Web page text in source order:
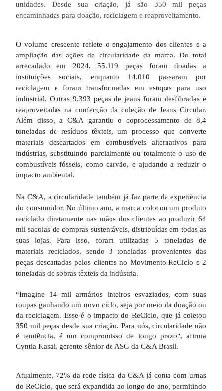
unidades. Desde sua criação, já são 350 mil peças
encaminhadas para doação, reciclagem e reaproveitamento.
O volume crescente reflete o engajamento dos clientes e a
ampliação das ações de circularidade da marca. Do total
arrecadado em 2024, 55.119 peças foram doadas a
instituições sociais, enquanto 14.010 passaram por
reciclagem e foram transformadas em estopas para uso
industrial. Outras 9.393 peças de jeans foram desfibradas e
reaproveitadas na confecção da coleção de Jeans Circular.
Além disso, a C&A garantiu o coprocessamento de 8,4
toneladas de resíduos têxteis, um processo que converte
materiais descartados em combustíveis alternativos para
indústrias, substituindo parcialmente ou totalmente o uso de
combustíveis fósseis, como carvão, e ajudando a reduzir o
impacto ambiental.
Na C&A, a circularidade também já faz parte da experiência
do consumidor. No último ano, a marca colocou um produto
reciclado diretamente nas mãos dos clientes ao produzir 64
mil sacolas de compras sustentáveis, distribuídas em todas as
suas lojas. Para isso, foram utilizadas 5 toneladas de
materiais reciclados, sendo 3 toneladas provenientes das
peças descartadas pelos clientes no Movimento ReCiclo e 2
toneladas de sobras têxteis da indústria.
“Imagine 14 mil armários inteiros esvaziados, com suas
roupas ganhando um novo ciclo, seja por meio da doação ou
da reciclagem. Esse é o impacto do ReCiclo, que já coletou
350 mil peças desde sua criação. Para nós, circularidade não
é tendência, é um compromisso de longo prazo", afirma
Cyntia Kasai, gerente-sênior de ASG da C&A Brasil.
Atualmente, 72% da rede física da C&A já conta com urnas
do ReCiclo, que será expandida ao longo do ano, permitindo